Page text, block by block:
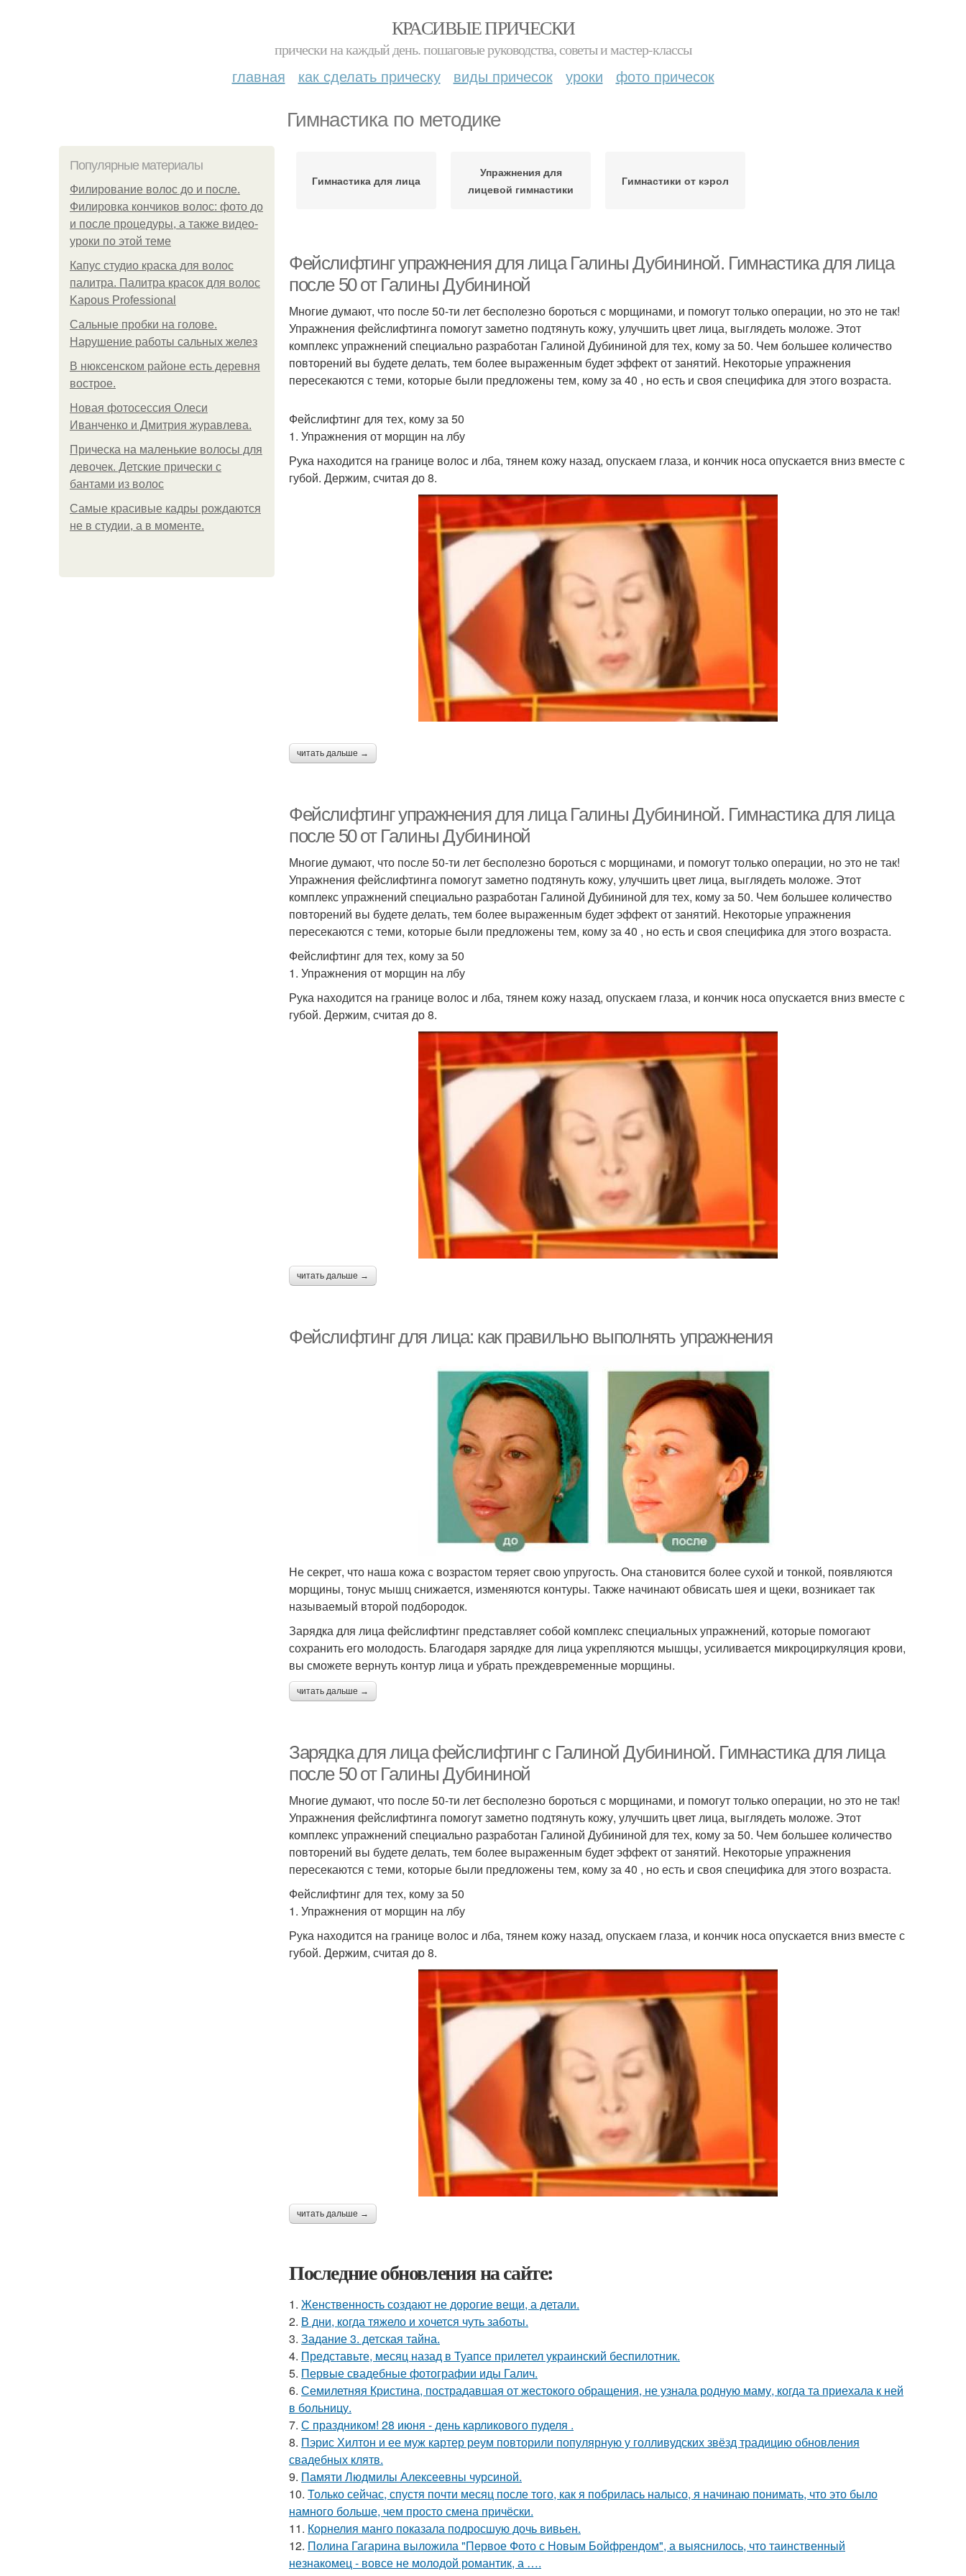
КРАСИВЫЕ ПРИЧЕСКИ
прически на каждый день. пошаговые руководства, советы и мастер-классы
главная как сделать прическу виды причесок уроки фото причесок
Гимнастика по методике
Популярные материалы
Филирование волос до и после.
Филировка кончиков волос: фото до
и после процедуры, а также видео-
уроки по этой теме
Капус студио краска для волос
палитра. Палитра красок для волос
Kapous Professional
Сальные пробки на голове.
Нарушение работы сальных желез
В нюксенском районе есть деревня
вострое.
Новая фотосессия Олеси
Иванченко и Дмитрия журавлева.
Прическа на маленькие волосы для
девочек. Детские прически с
бантами из волос
Самые красивые кадры рождаются
не в студии, а в моменте.
Гимнастика для лица
Упражнения для
лицевой гимнастики
Гимнастики от кэрол
Фейслифтинг упражнения для лица Галины Дубининой. Гимнастика для лица
после 50 от Галины Дубининой
Многие думают, что после 50-ти лет бесполезно бороться с морщинами, и помогут только операции, но это не так!
Упражнения фейслифтинга помогут заметно подтянуть кожу, улучшить цвет лица, выглядеть моложе. Этот
комплекс упражнений специально разработан Галиной Дубининой для тех, кому за 50. Чем большее количество
повторений вы будете делать, тем более выраженным будет эффект от занятий. Некоторые упражнения
пересекаются с теми, которые были предложены тем, кому за 40 , но есть и своя специфика для этого возраста.
Фейслифтинг для тех, кому за 50
1. Упражнения от морщин на лбу
Рука находится на границе волос и лба, тянем кожу назад, опускаем глаза, и кончик носа опускается вниз вместе с
губой. Держим, считая до 8.
читать дальше →
Фейслифтинг упражнения для лица Галины Дубининой. Гимнастика для лица
после 50 от Галины Дубининой
Многие думают, что после 50-ти лет бесполезно бороться с морщинами, и помогут только операции, но это не так!
Упражнения фейслифтинга помогут заметно подтянуть кожу, улучшить цвет лица, выглядеть моложе. Этот
комплекс упражнений специально разработан Галиной Дубининой для тех, кому за 50. Чем большее количество
повторений вы будете делать, тем более выраженным будет эффект от занятий. Некоторые упражнения
пересекаются с теми, которые были предложены тем, кому за 40 , но есть и своя специфика для этого возраста.
Фейслифтинг для тех, кому за 50
1. Упражнения от морщин на лбу
Рука находится на границе волос и лба, тянем кожу назад, опускаем глаза, и кончик носа опускается вниз вместе с
губой. Держим, считая до 8.
читать дальше →
Фейслифтинг для лица: как правильно выполнять упражнения
Не секрет, что наша кожа с возрастом теряет свою упругость. Она становится более сухой и тонкой, появляются
морщины, тонус мышц снижается, изменяются контуры. Также начинают обвисать шея и щеки, возникает так
называемый второй подбородок.
Зарядка для лица фейслифтинг представляет собой комплекс специальных упражнений, которые помогают
сохранить его молодость. Благодаря зарядке для лица укрепляются мышцы, усиливается микроциркуляция крови,
вы сможете вернуть контур лица и убрать преждевременные морщины.
читать дальше →
Зарядка для лица фейслифтинг с Галиной Дубининой. Гимнастика для лица
после 50 от Галины Дубининой
Многие думают, что после 50-ти лет бесполезно бороться с морщинами, и помогут только операции, но это не так!
Упражнения фейслифтинга помогут заметно подтянуть кожу, улучшить цвет лица, выглядеть моложе. Этот
комплекс упражнений специально разработан Галиной Дубининой для тех, кому за 50. Чем большее количество
повторений вы будете делать, тем более выраженным будет эффект от занятий. Некоторые упражнения
пересекаются с теми, которые были предложены тем, кому за 40 , но есть и своя специфика для этого возраста.
Фейслифтинг для тех, кому за 50
1. Упражнения от морщин на лбу
Рука находится на границе волос и лба, тянем кожу назад, опускаем глаза, и кончик носа опускается вниз вместе с
губой. Держим, считая до 8.
читать дальше →
Последние обновления на сайте:
1. Женственность создают не дорогие вещи, а детали.
2. В дни, когда тяжело и хочется чуть заботы.
3. Задание 3. детская тайна.
4. Представьте, месяц назад в Туапсе прилетел украинский беспилотник.
5. Первые свадебные фотографии иды Галич.
6. Семилетняя Кристина, пострадавшая от жестокого обращения, не узнала родную маму, когда та приехала к ней
в больницу.
7. С праздником! 28 июня - день карликового пуделя .
8. Пэрис Хилтон и ее муж картер реум повторили популярную у голливудских звёзд традицию обновления
свадебных клятв.
9. Памяти Людмилы Алексеевны чурсиной.
10. Только сейчас, спустя почти месяц после того, как я побрилась налысо, я начинаю понимать, что это было
намного больше, чем просто смена причёски.
11. Корнелия манго показала подросшую дочь вивьен.
12. Полина Гагарина выложила "Первое Фото с Новым Бойфрендом", а выяснилось, что таинственный
незнакомец - вовсе не молодой романтик, а ….